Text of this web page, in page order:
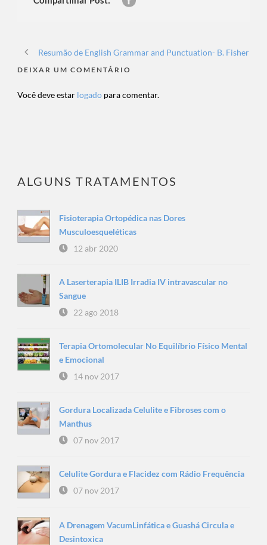
Resumão de English Grammar and Punctuation- B. Fisher
DEIXAR UM COMENTÁRIO
Você deve estar logado para comentar.
ALGUNS TRATAMENTOS
Fisioterapia Ortopédica nas Dores
Musculoesqueléticas
12 abr 2020
A Laserterapia ILIB Irradia IV intravascular no
Sangue
22 ago 2018
Terapia Ortomolecular No Equilíbrio Físico Mental
e Emocional
14 nov 2017
Gordura Localizada Celulite e Fibroses com o
Manthus
07 nov 2017
Celulite Gordura e Flacidez com Rádio Frequência
07 nov 2017
A Drenagem VacumLinfática e Guashá Circula e
Desintoxica